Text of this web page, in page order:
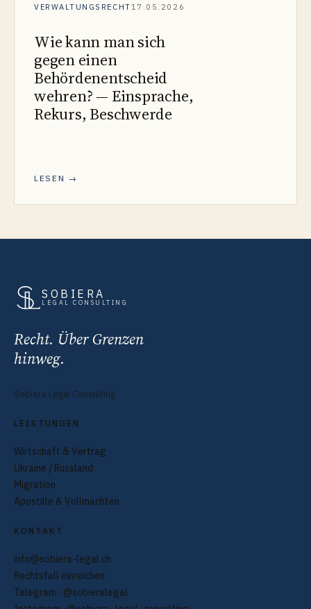
VERWALTUNGSRECHT17.05.2026
Wie kann man sich
gegen einen
Behördenentscheid
wehren? — Einsprache,
Rekurs, Beschwerde
LESEN →
SOBIERA
LEGAL CONSULTING
Recht. Über Grenzen
hinweg.
Sobiera Legal Consulting
LEISTUNGEN
Wirtschaft & Vertrag
Ukraine / Russland
Migration
Apostille & Vollmachten
KONTAKT
info@sobiera-legal.ch
Rechtsfall einreichen
Telegram · @sobieralegal